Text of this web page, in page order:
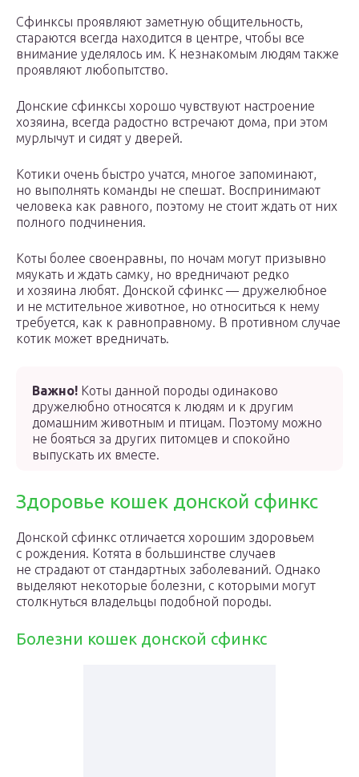
Сфинксы проявляют заметную общительность,
стараются всегда находится в центре, чтобы все
внимание уделялось им. К незнакомым людям также
проявляют любопытство.
Донские сфинксы хорошо чувствуют настроение
хозяина, всегда радостно встречают дома, при этом
мурлычут и сидят у дверей.
Котики очень быстро учатся, многое запоминают,
но выполнять команды не спешат. Воспринимают
человека как равного, поэтому не стоит ждать от них
полного подчинения.
Коты более своенравны, по ночам могут призывно
мяукать и ждать самку, но вредничают редко
и хозяина любят. Донской сфинкс — дружелюбное
и не мстительное животное, но относиться к нему
требуется, как к равноправному. В противном случае
котик может вредничать.
Важно! Коты данной породы одинаково
дружелюбно относятся к людям и к другим
домашним животным и птицам. Поэтому можно
не бояться за других питомцев и спокойно
выпускать их вместе.
Здоровье кошек донской сфинкс
Донской сфинкс отличается хорошим здоровьем
с рождения. Котята в большинстве случаев
не страдают от стандартных заболеваний. Однако
выделяют некоторые болезни, с которыми могут
столкнуться владельцы подобной породы.
Болезни кошек донской сфинкс